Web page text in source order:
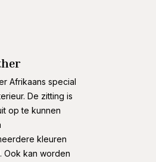
Afrikaans special
De zitting is
op te kunnen
kleuren
Ook kan worden